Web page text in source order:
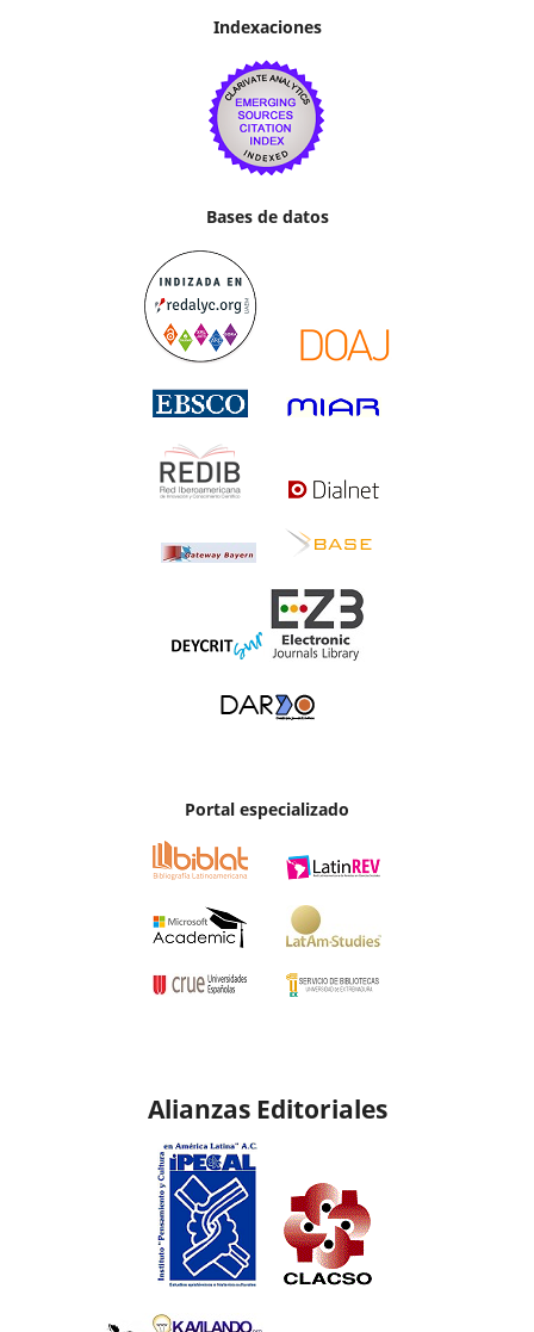
Indexaciones
Bases de datos
Portal especializado
Alianzas Editoriales